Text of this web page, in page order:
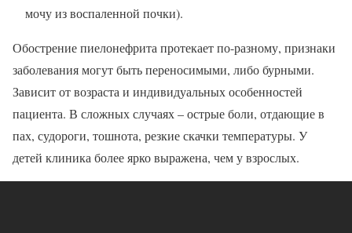
мочу из воспаленной почки).
Обострение пиелонефрита протекает по-разному, признаки
заболевания могут быть переносимыми, либо бурными.
Зависит от возраста и индивидуальных особенностей
пациента. В сложных случаях – острые боли, отдающие в
пах, судороги, тошнота, резкие скачки температуры. У
детей клиника более ярко выражена, чем у взрослых.